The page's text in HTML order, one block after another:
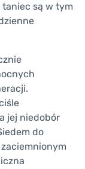
są w tym
jej niedobór
do